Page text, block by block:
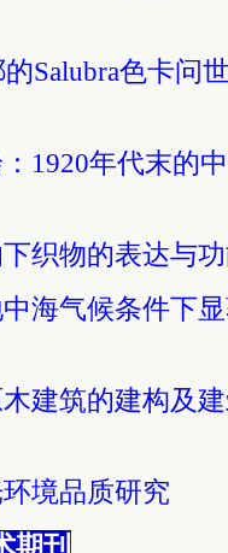
Salubra色卡问
：1920年代末
织物的表达与
海气候条件下
建筑的建构及
境品质研究
期刊